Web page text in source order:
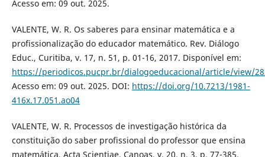
Acesso em: 09 out. 2025.
VALENTE, W. R. Os saberes para ensinar matemática e a
profissionalização do educador matemático. Rev. Diálogo
Educ., Curitiba, v. 17, n. 51, p. 01-16, 2017. Disponível em:
https://periodicos.pucpr.br/dialogoeducacional/article/view/
Acesso em: 09 out. 2025. DOI: https://doi.org/10.7213/1981-
416x.17.051.ao04
VALENTE, W. R. Processos de investigação histórica da
constituição do saber profissional do professor que ensina
matemática. Acta Scientiae, Canoas, v. 20, n. 3, p. 77-385,